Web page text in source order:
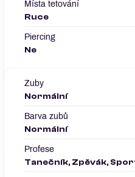
Místa tetování
Ruce
Piercing
Ne
Zuby
Normální
Barva zubů
Normální
Profese
Tanečník, Zpěvák,